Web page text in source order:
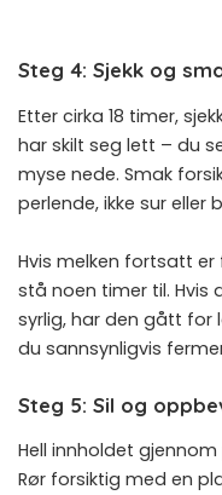
Steg 4: Sjekk og
Etter cirka 18 timer,
har skilt seg lett – du
myse nede. Smak
perlende, ikke sur eller
Hvis melken fortsatt
stå noen timer til. Hvis
syrlig, har den gått
du sannsynligvis
Steg 5: Sil og
Hell innholdet
Rør forsiktig med en